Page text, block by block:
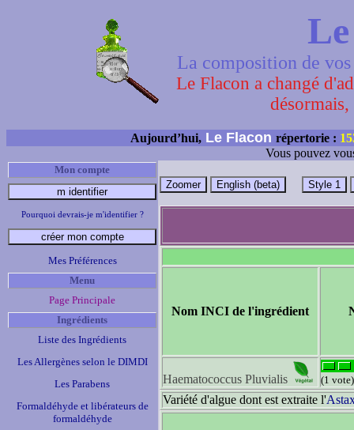
La composition de
Le Flacon a changé
Aujourd’hui, Le Flacon répertorie :
Vous pouvez
Mon compte
Pourquoi devrais-je m'identifier ?
Mes Préférences
Menu
Page Principale
Ingrédients
Liste des Ingrédients
Les Allergènes selon le DIMDI
Les Parabens
Formaldéhyde et libérateurs de
formaldéhyde
Nom INCI de l'ingrédient
Haematococcus Pluvialis (1 vote)
Variété d'algue dont est extraite l'